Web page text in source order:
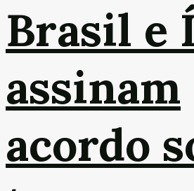
Brasil e
assinam
acordo